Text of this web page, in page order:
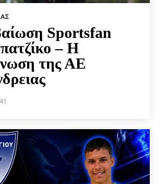
Sportsfan
– Η
της ΑΕ